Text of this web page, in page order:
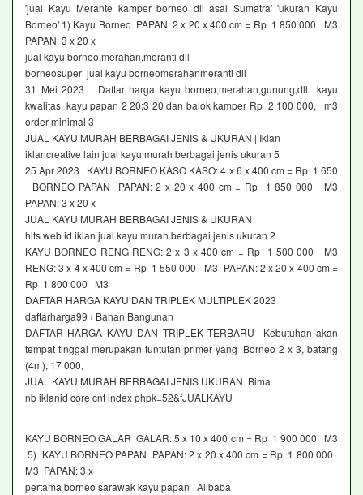
'jual Kayu Merante kamper borneo dll asal Sumatra' 'ukuran Kayu
Borneo' 1) Kayu Borneo PAPAN: 2 x 20 x 400 cm = Rp 1 850 000 M3
PAPAN: 3 x 20 x
jual kayu borneo,merahan,meranti dll
borneosuper jual kayu borneomerahanmeranti dll
31 Mei 2023 Daftar harga kayu borneo,merahan,gunung,dll kayu
kwalitas kayu papan 2 20;3 20 dan balok kamper Rp 2 100 000, m3
order minimal 3
JUAL KAYU MURAH BERBAGAI JENIS & UKURAN | Iklan
iklancreative lain jual kayu murah berbagai jenis ukuran 5
25 Apr 2023 KAYU BORNEO KASO KASO: 4 x 6 x 400 cm = Rp 1 650
BORNEO PAPAN PAPAN: 2 x 20 x 400 cm = Rp 1 850 000 M3
PAPAN: 3 x 20 x
JUAL KAYU MURAH BERBAGAI JENIS & UKURAN
hits web id iklan jual kayu murah berbagai jenis ukuran 2
KAYU BORNEO RENG RENG: 2 x 3 x 400 cm = Rp 1 500 000 M3
RENG: 3 x 4 x 400 cm = Rp 1 550 000 M3 PAPAN: 2 x 20 x 400 cm =
Rp 1 800 000 M3
DAFTAR HARGA KAYU DAN TRIPLEK MULTIPLEK 2023
daftarharga99 › Bahan Bangunan
DAFTAR HARGA KAYU DAN TRIPLEK TERBARU Kebutuhan akan
tempat tinggal merupakan tuntutan primer yang Borneo 2 x 3, batang
(4m), 17 000,
JUAL KAYU MURAH BERBAGAI JENIS UKURAN Bima
nb iklanid core cnt index phpk=52&fJUALKAYU
KAYU BORNEO GALAR GALAR: 5 x 10 x 400 cm = Rp 1 900 000 M3
5) KAYU BORNEO PAPAN PAPAN: 2 x 20 x 400 cm = Rp 1 800 000
M3 PAPAN: 3 x
pertama borneo sarawak kayu papan Alibaba